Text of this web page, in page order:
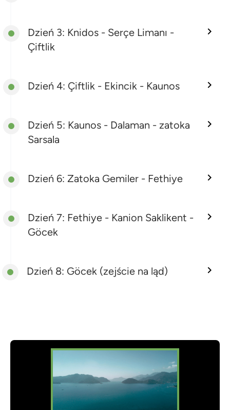
Dzień 3: Knidos - Serçe Limanı -
Çiftlik
Dzień 4: Çiftlik - Ekincik - Kaunos
Dzień 5: Kaunos - Dalaman - zatoka
Sarsala
Dzień 6: Zatoka Gemiler - Fethiye
Dzień 7: Fethiye - Kanion Saklikent -
Göcek
Dzień 8: Göcek (zejście na ląd)